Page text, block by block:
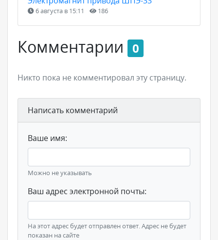
6 августа в 15:11 186
Комментарии 0
Никто пока не комментировал эту страницу.
Написать комментарий
Ваше имя:
Можно не указывать
Ваш адрес электронной почты:
На этот адрес будет отправлен ответ. Адрес не будет
показан на сайте